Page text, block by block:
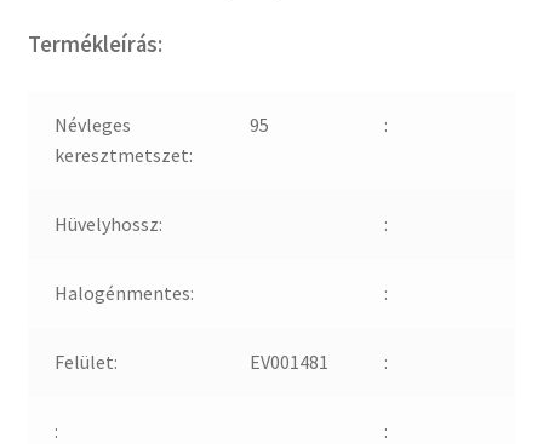
Termékleírás:
Névleges
keresztmetszet:
95 :
Hüvelyhossz: :
Halogénmentes: :
Felület: EV001481 :
: :